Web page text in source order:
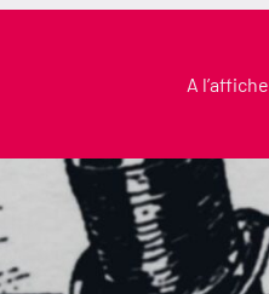
A l’affiche